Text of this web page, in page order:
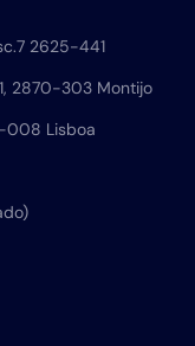
2625-441
2870-303 Montijo
008 Lisboa